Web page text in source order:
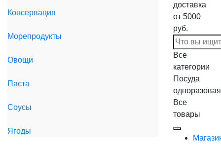
Консервация
Морепродукты
Овощи
Паста
Соусы
Ягоды
доставка
от 5000
руб.
Все
категории
Посуда
одноразовая
Все
товары